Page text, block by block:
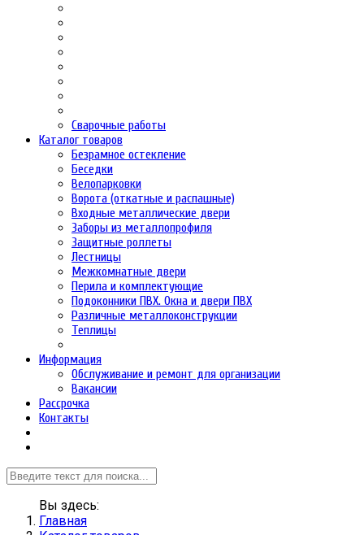
Сварочные работы
Каталог товаров
Безрамное остекление
Беседки
Велопарковки
Ворота (откатные и распашные)
Входные металлические двери
Заборы из металлопрофиля
Защитные роллеты
Лестницы
Межкомнатные двери
Перила и комплектующие
Подоконники ПВХ. Окна и двери ПВХ
Различные металлоконструкции
Теплицы
Информация
Обслуживание и ремонт для организации
Вакансии
Рассрочка
Контакты
Вы здесь:
Главная